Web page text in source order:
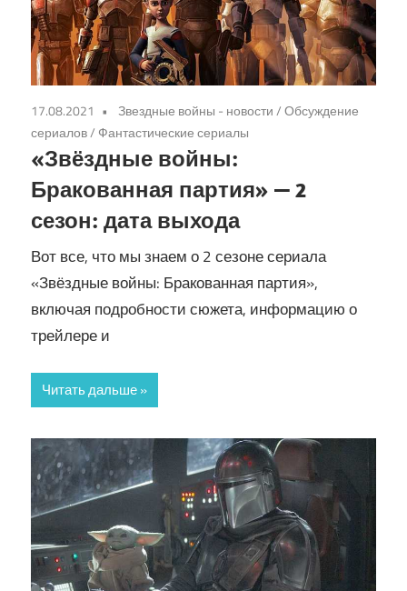
17.08.2021 Звездные войны - новости/Обсуждение
сериалов/ Фантастические сериалы
«Звёздные войны:
Бракованная партия» — 2
сезон: дата выхода
Вот все, что мы знаем о 2 сезоне сериала
«Звёздные войны: Бракованная партия»,
включая подробности сюжета, информацию о
трейлере и
Читать дальше